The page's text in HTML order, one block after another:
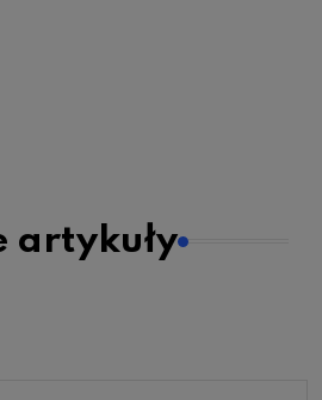
artykuły